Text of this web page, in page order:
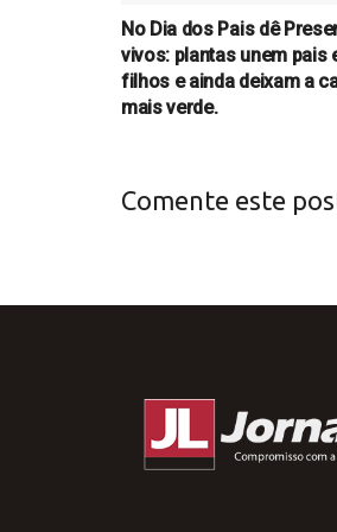
No Dia dos Pais dê
vivos: plantas unem pais
filhos e ainda deixam a
mais verde.
Comente este